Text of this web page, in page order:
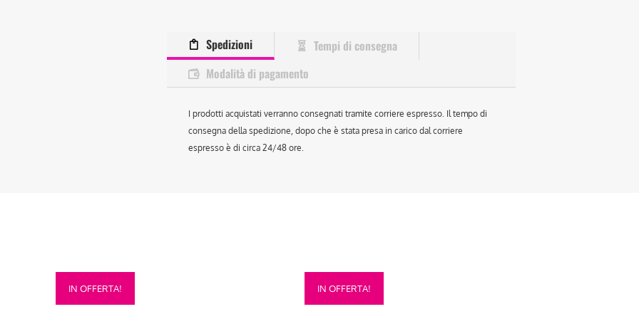
Spedizioni
Tempi di consegna
Modalità di pagamento
I prodotti acquistati verranno consegnati tramite corriere espresso. Il tempo di
consegna della spedizione, dopo che è stata presa in carico dal corriere
espresso è di circa 24/48 ore.
IN OFFERTA!
Questo
prodotto
IN OFFERTA!
Questo
prodotto